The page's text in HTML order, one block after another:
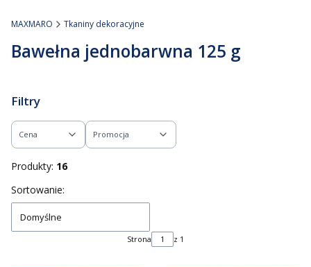
MAXMARO Tkaniny dekoracyjne
Bawełna jednobarwna 125 g
Filtry
Cena Promocja
Koniec filtrów
Produkty: 16
Lista produktów
Sortowanie:
Domyślne
Strona z 1